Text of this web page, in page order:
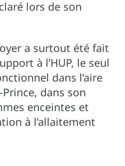
lors de son
a surtout été fait
à l’HUP, le seul
dans l’aire
dans son
enceintes et
à l’allaitement